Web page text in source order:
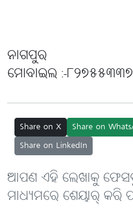
ନାଗପୁର
ମୋବାଇଲ :-
Share on X Share on
Share on LinkedIn
ଆପଣ ଏହି ଲେଖାକୁ
ମାଧ୍ୟମରେ ଶେୟାର୍ କରି